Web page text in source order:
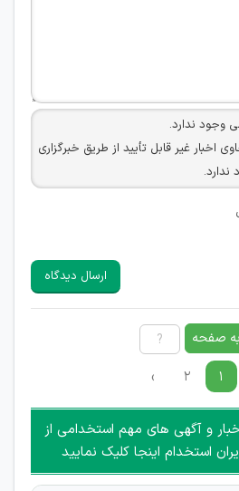
وجود ندارد.
اخبار غیر قابل تأیید از طریق خبرگزاری
باشند وجود ندارد.
که به هر طریقی قصد مأیوس کردن
کنایه به سایر افراد (مسئول و غیر مسئول)
ملاقات حضوری چه به صورت دسته
سایت وجود ندارد.
ارسال دیدگاه
به صفحه
۱ ۲ ›
و آگهی های مهم استخدامی از
استخدام اینجا کلیک نمایید